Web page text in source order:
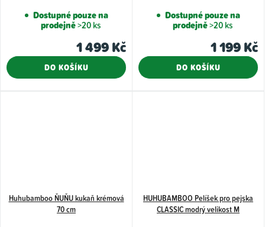
Dostupné pouze na
prodejně>20 ks
1 499 Kč
DO KOŠÍKU
Dostupné pouze na
prodejně>20 ks
1 199 Kč
DO KOŠÍKU
Huhubamboo ŇUŇU kukaň krémová
70 cm
HUHUBAMBOO Pelíšek pro pejska
CLASSIC modrý velikost M